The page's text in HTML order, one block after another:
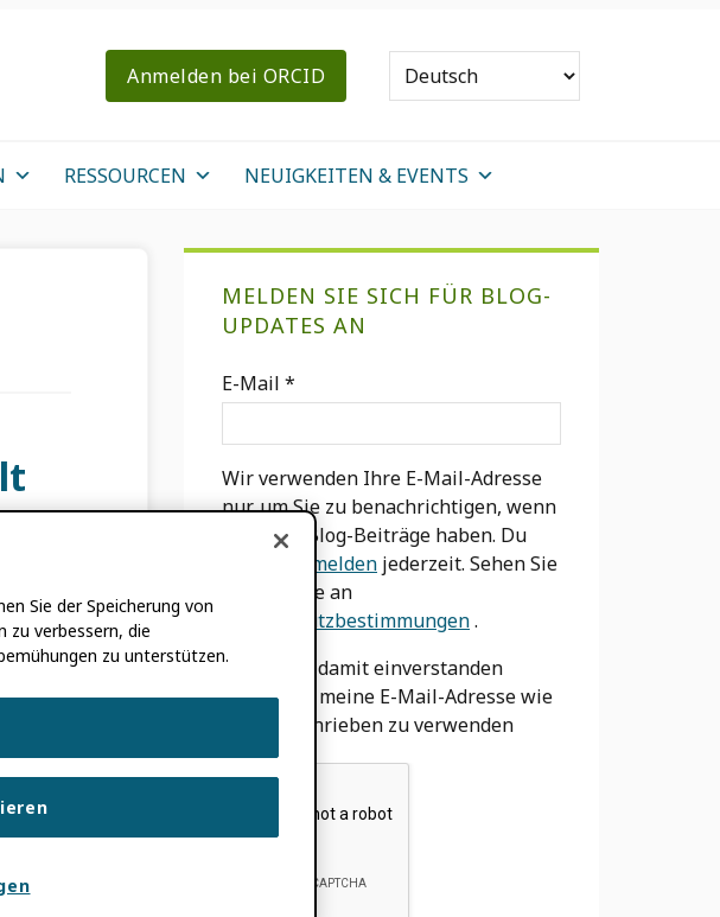
Anmelden bei ORCID
RESSOURCEN NEUIGKEITEN & EVENTS
Sidebar
MELDEN SIE SICH FÜR BLOG-
UPDATES AN
E-Mail *
Wir verwenden Ihre E-Mail-Adresse
nur, um Sie zu benachrichtigen, wenn
wir neue Blog-Beiträge haben. Du
abmelden jederzeit. Sehen Sie
sich unsere an
Datenschutzbestimmungen.
Ich bin damit einverstanden
ORCID um meine E-Mail-Adresse wie
oben beschrieben zu verwenden
Sie der Speicherung von
zu verbessern, die
zu unterstützen.